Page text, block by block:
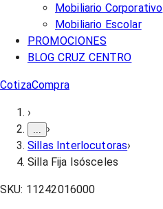
Mobiliario Corporativo
Mobiliario Escolar
PROMOCIONES
BLOG CRUZ CENTRO
CotizaCompra
›
›
Sillas Interlocutoras›
Silla Fija Isósceles
SKU: 11242016000